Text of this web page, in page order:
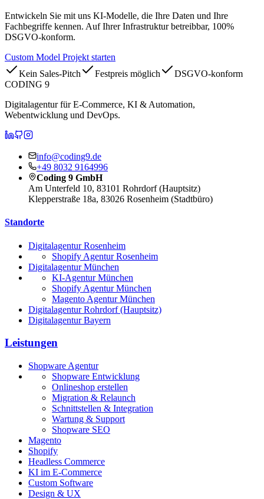
Entwickeln Sie mit uns KI-Modelle, die Ihre Daten und Ihre
Fachbegriffe kennen. Auf Ihrer Infrastruktur betreibbar, 100%
DSGVO-konform.
Custom Model Projekt starten
Kein Sales-Pitch
Festpreis möglich
DSGVO-konform
CODING 9
Digitalagentur für E-Commerce, KI & Automation,
Webentwicklung und DevOps.
CODING 9 auf LinkedIn
CODING 9 auf GitHub
CODING 9 auf Instagram
info@coding9.de
+49 8032 9164996
Coding 9 GmbH
Am Unterfeld 10, 83101 Rohrdorf (Hauptsitz)
Klepperstraße 18a, 83026 Rosenheim (Stadtbüro)
Standorte
Digitalagentur Rosenheim
Shopify Agentur Rosenheim
Digitalagentur München
KI-Agentur München
Shopify Agentur München
Magento Agentur München
Digitalagentur Rohrdorf (Hauptsitz)
Digitalagentur Bayern
Leistungen
Shopware Agentur
Shopware Entwicklung
Onlineshop erstellen
Migration & Relaunch
Schnittstellen & Integration
Wartung & Support
Shopware SEO
Magento
Shopify
Headless Commerce
KI im E-Commerce
Custom Software
Design & UX